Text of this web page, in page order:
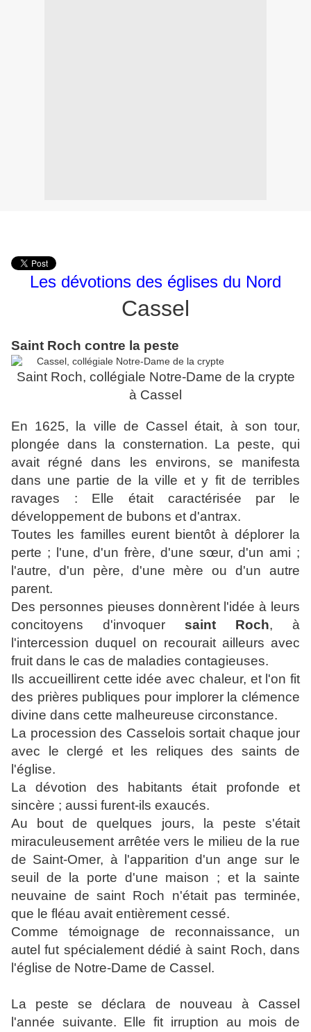
Les dévotions des églises du Nord
Cassel
Saint Roch contre la peste
Saint Roch, collégiale Notre-Dame de la crypte
à Cassel
En 1625, la ville de Cassel était, à son tour,
plongée dans la consternation. La peste, qui
avait régné dans les environs, se manifesta
dans une partie de la ville et y fit de terribles
ravages : Elle était caractérisée par le
développement de bubons et d'antrax.
Toutes les familles eurent bientôt à déplorer la
perte ; l'une, d'un frère, d'une sœur, d'un ami ;
l'autre, d'un père, d'une mère ou d'un autre
parent.
Des personnes pieuses donnèrent l'idée à leurs
concitoyens d'invoquer saint Roch, à
l'intercession duquel on recourait ailleurs avec
fruit dans le cas de maladies contagieuses.
Ils accueillirent cette idée avec chaleur, et l'on fit
des prières publiques pour implorer la clémence
divine dans cette malheureuse circonstance.
La procession des Casselois sortait chaque jour
avec le clergé et les reliques des saints de
l'église.
La dévotion des habitants était profonde et
sincère ; aussi furent-ils exaucés.
Au bout de quelques jours, la peste s'était
miraculeusement arrêtée vers le milieu de la rue
de Saint-Omer, à l'apparition d'un ange sur le
seuil de la porte d'une maison ; et la sainte
neuvaine de saint Roch n'était pas terminée,
que le fléau avait entièrement cessé.
Comme témoignage de reconnaissance, un
autel fut spécialement dédié à saint Roch, dans
l'église de Notre-Dame de Cassel.
La peste se déclara de nouveau à Cassel
l'année suivante. Elle fit irruption au mois de